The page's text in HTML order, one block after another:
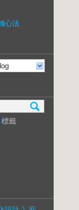
心法
標籤